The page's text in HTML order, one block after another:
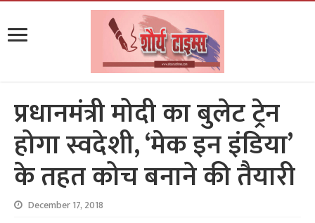
प्रधानमंत्री मोदी का बुलेट ट्रेन
होगा स्वदेशी, ‘मेक इन इंडिया’
के तहत कोच बनाने की तैयारी
December 17, 2018